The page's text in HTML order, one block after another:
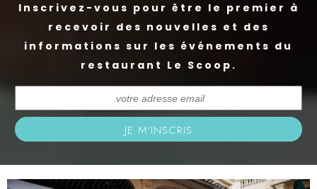
Inscrivez-vous pour être le premier à
recevoir des nouvelles et des
informations sur les événements du
restaurant Le Scoop.
JE M'INSCRIS